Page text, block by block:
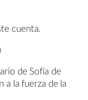
cuenta.
de Sofía de
a la fuerza de la